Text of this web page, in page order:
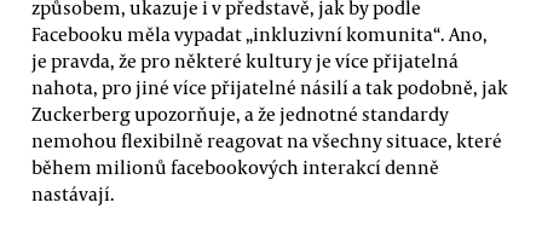
způsobem, ukazuje i v představě, jak by podle
Facebooku měla vypadat „inkluzivní komunita“. Ano,
je pravda, že pro některé kultury je více přijatelná
nahota, pro jiné více přijatelné násilí a tak podobně, jak
Zuckerberg upozorňuje, a že jednotné standardy
nemohou flexibilně reagovat na všechny situace, které
během milionů facebookových interakcí denně
nastávají.